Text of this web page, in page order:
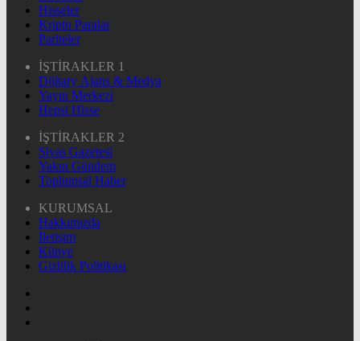
Hisseler
Kripto Paralar
Pariteler
İŞTİRAKLER 1
Dijitary Ajans & Medya
Yayın Merkezi
Hepsi Hisse
İŞTİRAKLER 2
Sivas Gazetesi
Yakın Gündem
Toplumsal Haber
KURUMSAL
Hakkımızda
İletişim
Künye
Gizlilik Politikası